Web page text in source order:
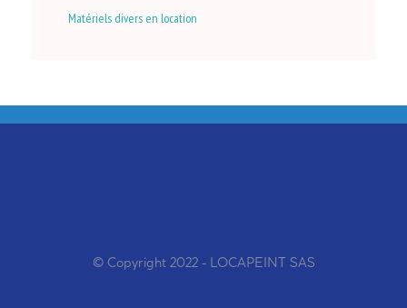
Matériels divers en location
© Copyright 2022 - LOCAPEINT SAS